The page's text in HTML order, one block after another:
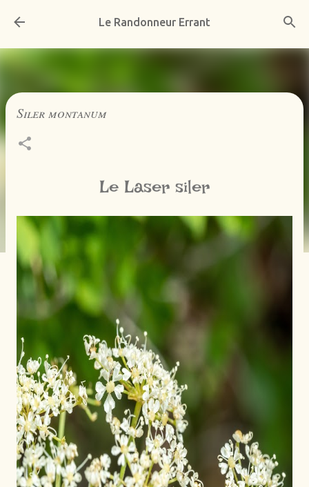
Accéder au contenu principal
Le Randonneur Errant
Siler montanum
Le Laser siler